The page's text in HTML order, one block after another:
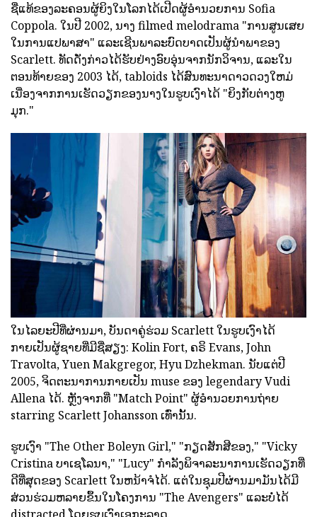
ຊື່ແທ້ຂອງລະຄອນຜູ້ຍິງໃນໂລກໄດ້ເປີດຜູ້ອໍານວຍການ Sofia
Coppola. ໃນປີ 2002, ນາງ filmed melodrama "ການສູນເສຍ
ໃນການແປພາສາ" ແລະເຊີນພາລະບົດບາດເປັນຜູ້ນໍາພາຂອງ
Scarlett. ທັດດັ່ງກ່າວໄດ້ຮັບຢ່າງອົບອຸ່ນຈາກນັກວິຈານ, ແລະໃນ
ຕອນທ້າຍຂອງ 2003 ໄດ້, tabloids ໄດ້ສົນທະນາດາວດວງໃຫມ່
ເນື່ອງຈາກການເຮັດວຽກຂອງນາງໃນຮູບເງົາໄດ້ "ຍິງກັບຕ່າງຫູ
ມຸກ."
ໃນໄລຍະປີທີ່ຜ່ານມາ, ບັນດາຄູ່ຮ່ວມ Scarlett ໃນຮູບເງົາໄດ້
ກາຍເປັນຜູ້ຊາຍທີ່ມີຊື່ສຽງ: Kolin Fort, ຄຣິ Evans, John
Travolta, Yuen Makgregor, Hyu Dzhekman. ນັບແຕ່ປີ
2005, ຈິດຕະນາການກາຍເປັນ muse ຂອງ legendary Vudi
Allena ໄດ້. ຫຼັງຈາກທີ່ "Match Point" ຜູ້ອໍານວຍການຖ່າຍ
starring Scarlett Johansson ເທົ່ານັ້ນ.
ຮູບເງົາ "The Other Boleyn Girl," "ກຽດສັກສີຂອງ," "Vicky
Cristina ບາເຊໂລນາ," "Lucy" ກໍາລັງພິຈາລະນາການເຮັດວຽກທີ່
ດີທີ່ສຸດຂອງ Scarlett ໃນຫນ້າຈໍໄດ້. ແຕ່ໃນຊຸມປີຜ່ານມາມັນໄດ້ມີ
ສ່ວນຮ່ວມຫລາຍຂຶ້ນໃນໂຄງການ "The Avengers" ແລະບໍ່ໄດ້